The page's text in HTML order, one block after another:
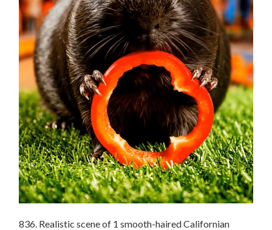
836. Realistic scene of 1 smooth-haired Californian